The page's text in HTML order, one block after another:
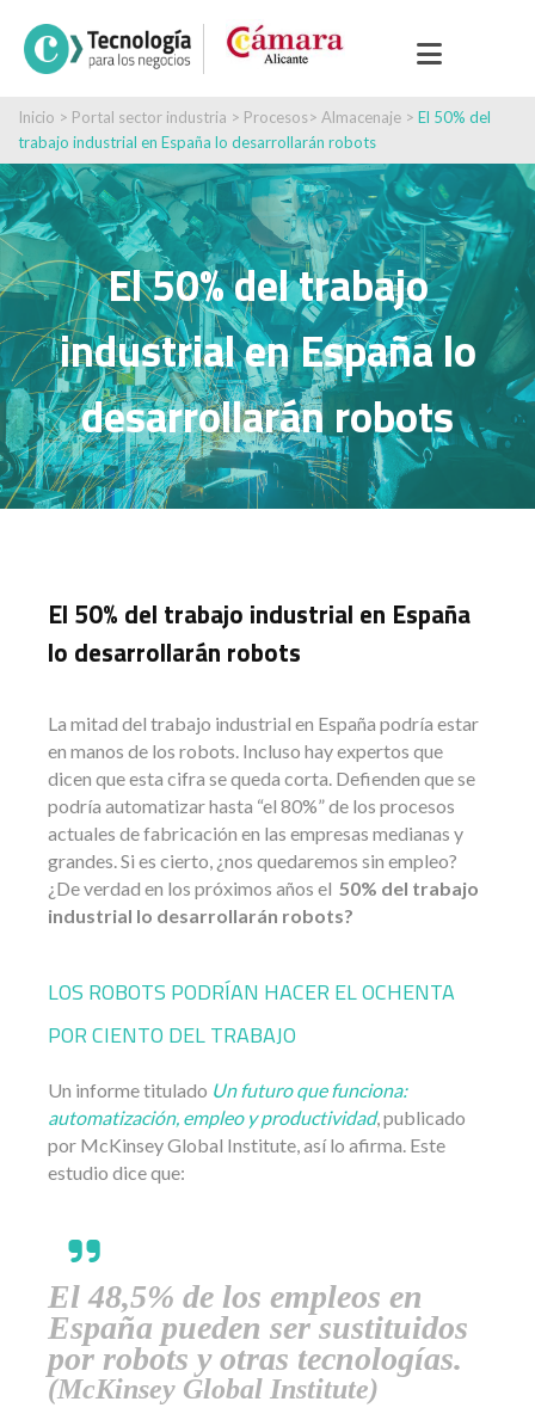
Inicio > Portal sector industria > Procesos> Almacenaje > El 50% del
trabajo industrial en España lo desarrollarán robots
El 50% del trabajo
industrial en España lo
desarrollarán robots
El 50% del trabajo industrial en España
lo desarrollarán robots
La mitad del trabajo industrial en España podría estar
en manos de los robots. Incluso hay expertos que
dicen que esta cifra se queda corta. Defienden que se
podría automatizar hasta “el 80%” de los procesos
actuales de fabricación en las empresas medianas y
grandes. Si es cierto, ¿nos quedaremos sin empleo?
¿De verdad en los próximos años el 50% del trabajo
industrial lo desarrollarán robots?
LOS ROBOTS PODRÍAN HACER EL OCHENTA
POR CIENTO DEL TRABAJO
Un informe titulado Un futuro que funciona:
automatización, empleo y productividad, publicado
por McKinsey Global Institute, así lo afirma. Este
estudio dice que:
El 48,5% de los empleos en
España pueden ser sustituidos
por robots y otras tecnologías.
(McKinsey Global Institute)